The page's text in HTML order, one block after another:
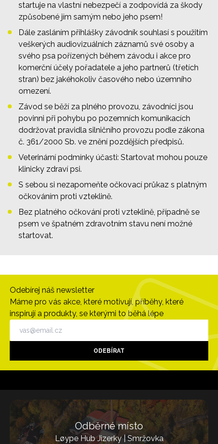
startuje na vlastní nebezpečí a zodpovídá za škody
způsobené jím samým nebo jeho psem!
Dále zasláním přihlášky závodník souhlasí s použitím
veškerých audiovizuálních záznamů své osoby a
svého psa pořízených během závodu i akce pro
komerční účely pořadatele a jeho partnerů (třetích
stran) bez jakéhokoliv časového nebo územního
omezení.
Závod se běží za plného provozu, závodníci jsou
povinni při pohybu po pozemních komunikacích
dodržovat pravidla silničního provozu podle zákona
č. 361/2000 Sb. ve znění pozdějších předpisů.
Veterinární podmínky účasti: Startovat mohou pouze
klinicky zdraví psi.
S sebou si nezapomeňte očkovací průkaz s platným
očkováním proti vzteklině.
Bez platného očkování proti vzteklině, případně se
psem ve špatném zdravotním stavu není možné
startovat.
Odebírej náš newsletter
Máme pro vás akce, které motivují, příběhy, které
inspirují a produkty, se kterými to běhá lépe
ODEBÍRAT
Odběrné místo
Løype Hub Jizerky | Smržovka